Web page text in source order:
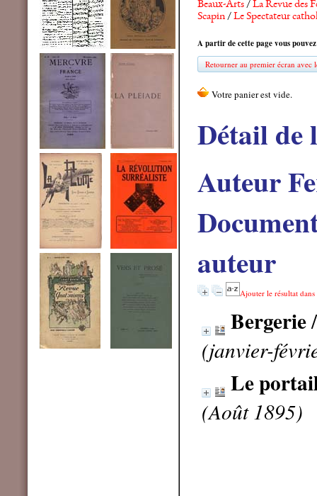
Beaux-Arts/La Revue des
Scapin/Le Spectateur
A partir de cette page vous
Retourner au premier écran avec
Détail de
Auteur
auteur
Ajouter le résultat
Bergerie
(janvier-
Le
(Août 1895)